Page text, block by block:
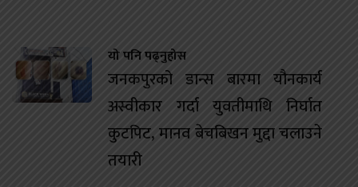
यो पनि पढ्नुहोस
जनकपुरको डान्स बारमा यौनकार्य
अस्वीकार गर्दा युवतीमाथि निर्घात
कुटपिट, मानव बेचबिखन मुद्दा चलाउने
तयारी